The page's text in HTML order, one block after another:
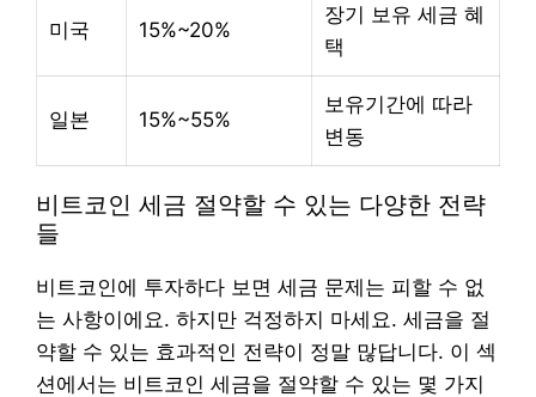
미국 15%~20%
장기 보유 세금 혜
택
일본 15%~55%
보유기간에 따라
변동
비트코인 세금 절약할 수 있는 다양한 전략
들
비트코인에 투자하다 보면 세금 문제는 피할 수 없
는 사항이에요. 하지만 걱정하지 마세요. 세금을 절
약할 수 있는 효과적인 전략이 정말 많답니다. 이 섹
션에서는 비트코인 세금을 절약할 수 있는 몇 가지